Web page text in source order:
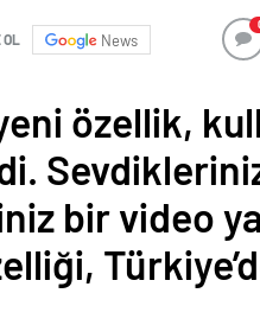
OL News
özellik,
bir video